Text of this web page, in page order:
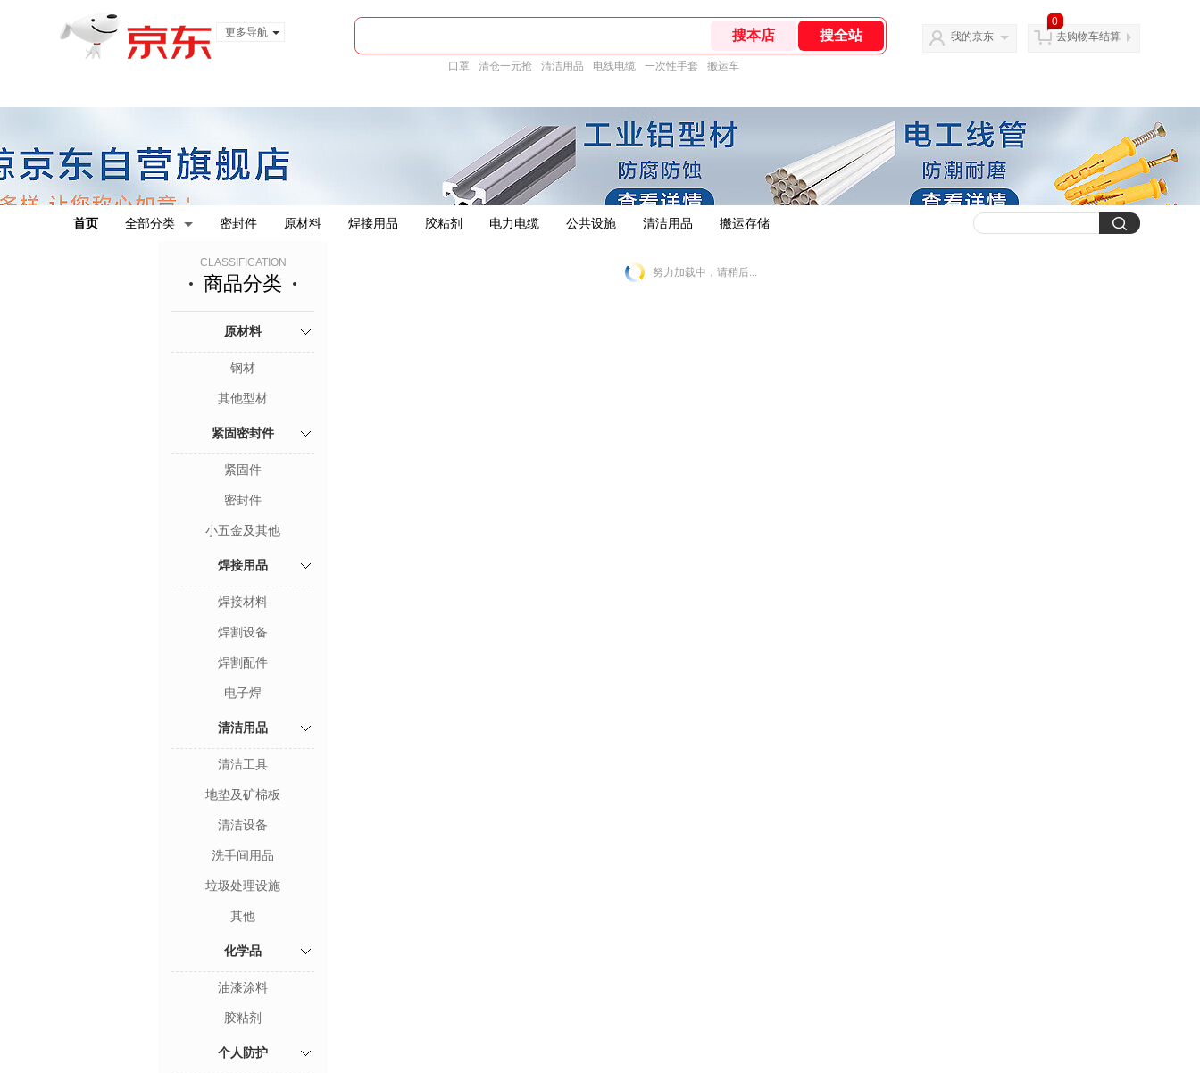
更多导航
口罩 清仓一元抢 清洁用品 电线电缆 一次性手套 搬运车
我的京东
0
去购物车结算
首页 全部分类 密封件 原材料 焊接用品 胶粘剂 电力电缆 公共设施 清洁用品 搬运存储
CLASSIFICATION
商品分类
原材料
钢材
其他型材
紧固密封件
紧固件
密封件
小五金及其他
焊接用品
焊接材料
焊割设备
焊割配件
电子焊
清洁用品
清洁工具
地垫及矿棉板
清洁设备
洗手间用品
垃圾处理设施
其他
化学品
油漆涂料
胶粘剂
个人防护
努力加载中，请稍后...